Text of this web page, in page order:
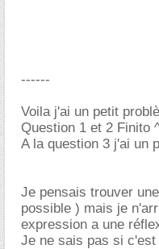
------
Voila j'ai un petit
Question 1 et 2 Finito
A la question 3 j'ai un
Je pensais trouver
possible ) mais je
expression a une
Je ne sais pas si